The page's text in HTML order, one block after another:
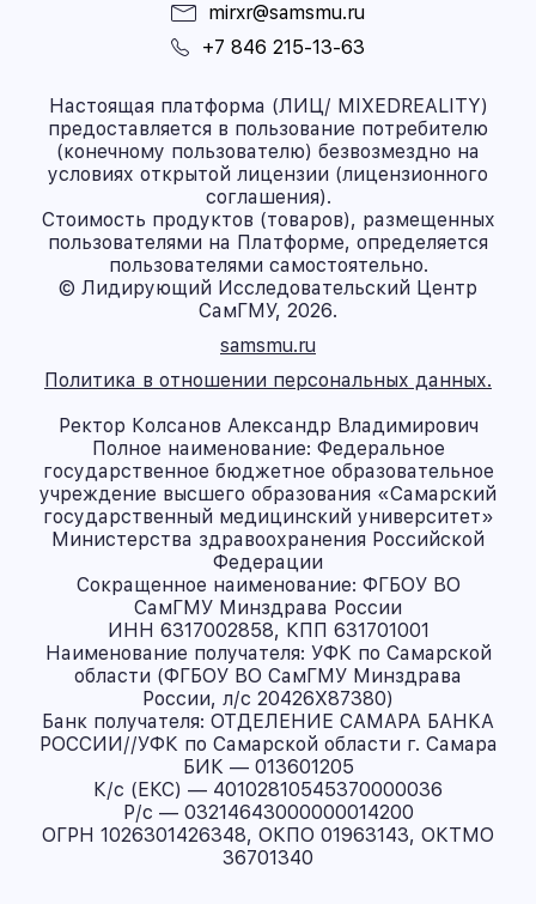
mirxr@samsmu.ru
+7 846 215-13-63
Настоящая платформа (ЛИЦ/ MIXEDREALITY)
предоставляется в пользование потребителю
(конечному пользователю) безвозмездно на
условиях открытой лицензии (лицензионного
соглашения).
Стоимость продуктов (товаров), размещенных
пользователями на Платформе, определяется
пользователями самостоятельно.
© Лидирующий Исследовательский Центр
СамГМУ, 2026.
samsmu.ru
Политика в отношении персональных данных.
Ректор Колсанов Александр Владимирович
Полное наименование: Федеральное
государственное бюджетное образовательное
учреждение высшего образования «Самарский
государственный медицинский университет»
Министерства здравоохранения Российской
Федерации
Сокращенное наименование: ФГБОУ ВО
СамГМУ Минздрава России
ИНН 6317002858, КПП 631701001
Наименование получателя: УФК по Самарской
области (ФГБОУ ВО СамГМУ Минздрава
России, л/с 20426X87380)
Банк получателя: ОТДЕЛЕНИЕ САМАРА БАНКА
РОССИИ//УФК по Самарской области г. Самара
БИК — 013601205
К/с (ЕКС) — 40102810545370000036
Р/с — 03214643000000014200
ОГРН 1026301426348, ОКПО 01963143, ОКТМО
36701340